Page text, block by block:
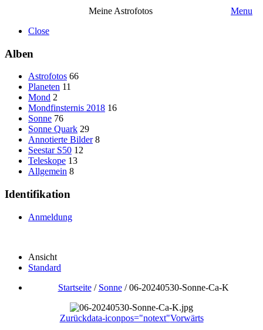
Meine Astrofotos
Menu
Close
Alben
Astrofotos 66
Planeten 11
Mond 2
Mondfinsternis 2018 16
Sonne 76
Sonne Quark 29
Annotierte Bilder 8
Seestar S50 12
Teleskope 13
Allgemein 8
Identifikation
Anmeldung
Ansicht
Standard
Startseite/ Sonne/06-20240530-Sonne-Ca-K
Zurückdata-iconpos="notext"Vorwärts